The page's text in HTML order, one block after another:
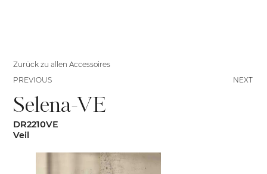
Selena-VE
DR2210VE
Veil
NEXT
Zurück zu allen Accessoires
PREVIOUS